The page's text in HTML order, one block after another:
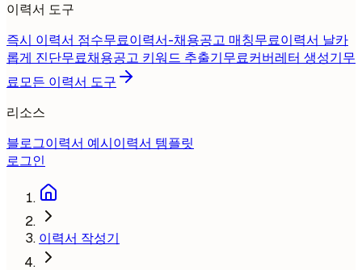
이력서 도구
즉시 이력서 점수무료이력서-채용공고 매칭무료이력서 날카
롭게 진단무료채용공고 키워드 추출기무료커버레터 생성기무
료모든 이력서 도구
리소스
블로그이력서 예시이력서 템플릿
로그인
이력서 작성기